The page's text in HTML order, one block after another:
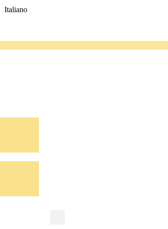
Italiano
Slovenščina